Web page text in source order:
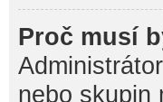
Proč musí
nebo skupin